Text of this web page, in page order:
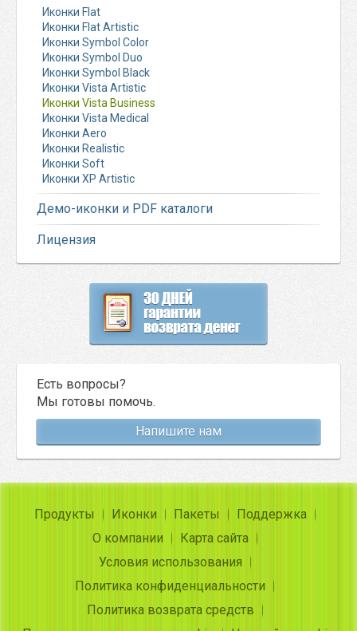
Иконки Flat
Иконки Flat Artistic
Иконки Symbol Color
Иконки Symbol Duo
Иконки Symbol Black
Иконки Vista Artistic
Иконки Vista Business
Иконки Vista Medical
Иконки Aero
Иконки Realistic
Иконки Soft
Иконки XP Artistic
Демо-иконки и PDF каталоги
Лицензия
Есть вопросы?
Мы готовы помочь.
Напишите нам
Продукты Иконки Пакеты
Поддержка
О компании
Карта сайта
Условия использования
Политика конфиденциальности
Политика возврата средств